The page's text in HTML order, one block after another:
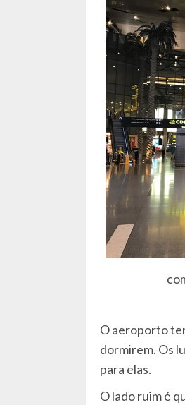
O aeroporto
dormirem. Os
para elas.
O lado ruim é